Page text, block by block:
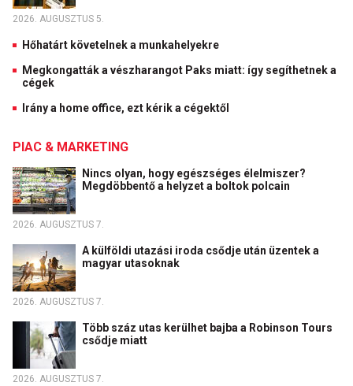
2026. AUGUSZTUS 5.
Hőhatárt követelnek a munkahelyekre
Megkongatták a vészharangot Paks miatt: így segíthetnek a
cégek
Irány a home office, ezt kérik a cégektől
PIAC & MARKETING
Nincs olyan, hogy egészséges élelmiszer?
Megdöbbentő a helyzet a boltok polcain
2026. AUGUSZTUS 7.
A külföldi utazási iroda csődje után üzentek a
magyar utasoknak
2026. AUGUSZTUS 7.
Több száz utas kerülhet bajba a Robinson Tours
csődje miatt
2026. AUGUSZTUS 7.